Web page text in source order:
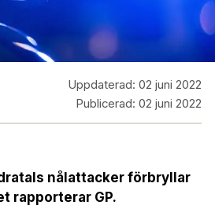
Uppdaterad: 02 juni 2022
Publicerad: 02 juni 2022
nålattacker förbryllar
rapporterar GP.